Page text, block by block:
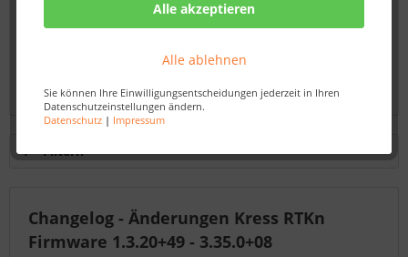
Alle akzeptieren
Alle ablehnen
Sie können Ihre Einwilligungsentscheidungen jederzeit in Ihren
Datenschutzeinstellungen ändern.
Datenschutz| Impressum
Willkommen auf unserem Blog, Ihrem verlässlichen
Fachhändler für Kress-Produkte. Hier finden Sie
umfassende und aktuelle Informationen zu Firmware-
mehr erfahren »
Filtern
Changelog - Änderungen Kress RTKn
Firmware 1.3.20+49 - 3.35.0+08